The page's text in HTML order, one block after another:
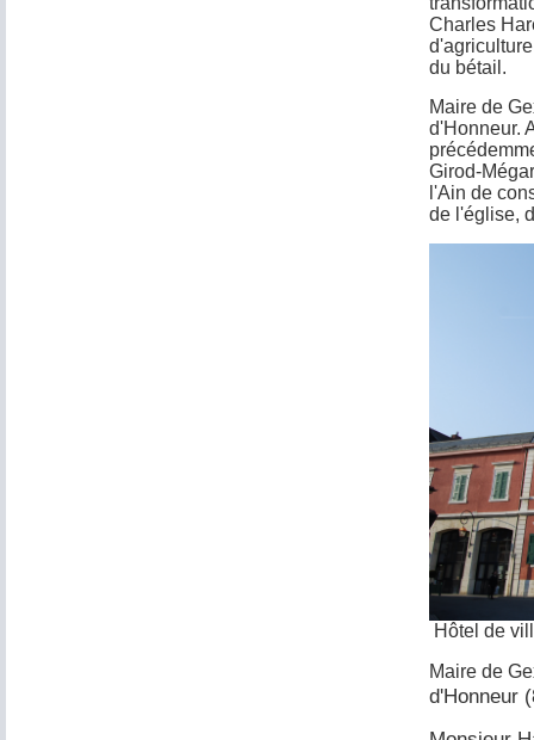
Charles
du bétail.
Maire de
d'Honneur.
Girod-
l'Ain de
de l'église,
Hôtel de
Maire de
d'Honneur